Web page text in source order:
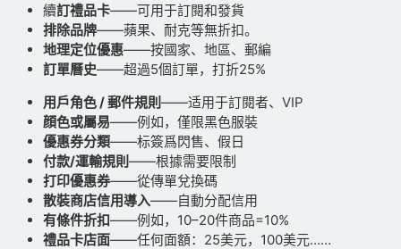
續訂禮品卡——可用于訂閱和發貨
排除品牌——蘋果、耐克等無折扣。
地理定位優惠——按國家、地區、郵編
訂單曆史——超過5個訂單，打折25%
用戶角色 / 郵件規則 ——适用于訂閱者、VIP
顔色或屬易——例如，僅限黑色服裝
優惠券分類——标簽爲閃售、假日
付款/運輸規則 ——根據需要限制
打印優惠券——從傳單兌換碼
散裝商店信用導入——自動分配信用
有條件折扣——例如，10–20件商品=10%
禮品卡店面——任何面額：25美元，100美元……